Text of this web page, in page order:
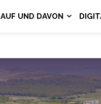
AUF UND DAVON